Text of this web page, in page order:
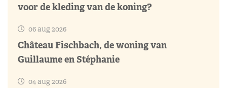
voor de kleding van de koning?
06 aug 2026
Château Fischbach, de woning van
Guillaume en Stéphanie
04 aug 2026